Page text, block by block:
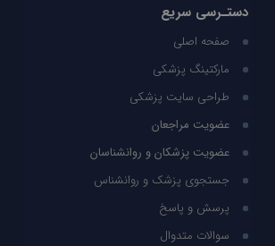
دستـرسی سریع
صفحه اصلی
مارکتینگ پزشکی
طراحی سایت پزشکی
عضویت مراجعان
عضویت پزشکان و روانشناسان
جستجوی پزشک و روانشناس
پرسش و پاسخ
سوالات متدوال